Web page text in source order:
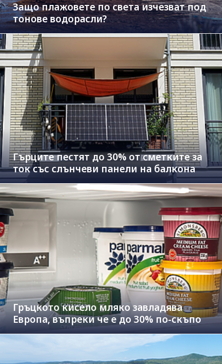
Защо плажовете по света изчезват под
тонове водорасли?
Гърците пестят до 30% от сметките за
ток със слънчеви панели на балкона
Гръцкото кисело мляко завладява
Европа, въпреки че е до 30% по-скъпо